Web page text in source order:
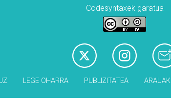
Codesyntaxek garatua
LEGE OHARRA PUBLIZITATEA ARAUAK